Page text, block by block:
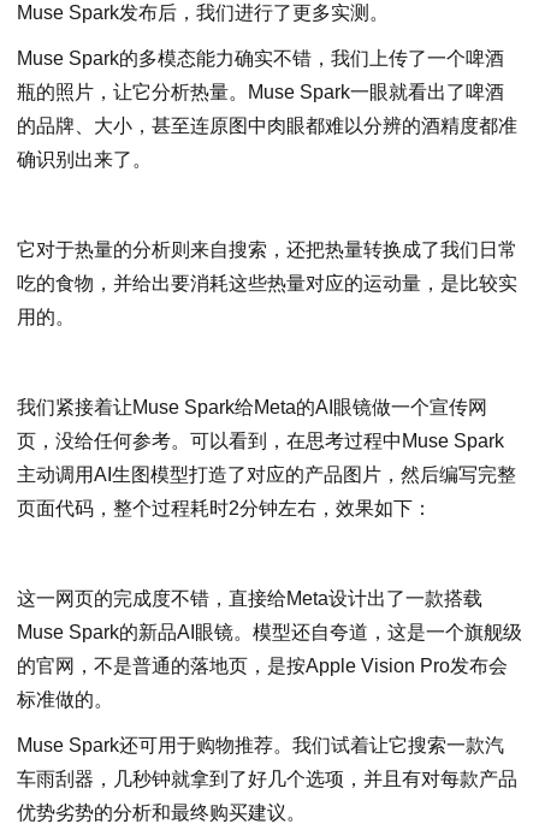
Muse Spark发布后，我们进行了更多实测。
Muse Spark的多模态能力确实不错，我们上传了一个啤酒
瓶的照片，让它分析热量。Muse Spark一眼就看出了啤酒
的品牌、大小，甚至连原图中肉眼都难以分辨的酒精度都准
确识别出来了。
它对于热量的分析则来自搜索，还把热量转换成了我们日常
吃的食物，并给出要消耗这些热量对应的运动量，是比较实
用的。
我们紧接着让Muse Spark给Meta的AI眼镜做一个宣传网
页，没给任何参考。可以看到，在思考过程中Muse Spark
主动调用AI生图模型打造了对应的产品图片，然后编写完整
页面代码，整个过程耗时2分钟左右，效果如下：
这一网页的完成度不错，直接给Meta设计出了一款搭载
Muse Spark的新品AI眼镜。模型还自夸道，这是一个旗舰级
的官网，不是普通的落地页，是按Apple Vision Pro发布会
标准做的。
Muse Spark还可用于购物推荐。我们试着让它搜索一款汽
车雨刮器，几秒钟就拿到了好几个选项，并且有对每款产品
优势劣势的分析和最终购买建议。